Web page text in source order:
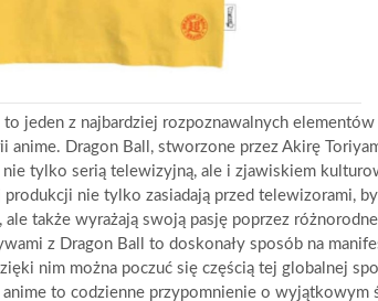
to jeden z najbardziej rozpoznawalnych
Dragon Ball, stworzone przez Akirę
nie tylko serią telewizyjną, ale i zjawiskiem
nie tylko zasiadają przed telewizorami,
także wyrażają swoją pasję poprzez
z Dragon Ball to doskonały sposób na
nim można poczuć się częścią tej globalnej
to codzienne przypomnienie o wyjątkowym